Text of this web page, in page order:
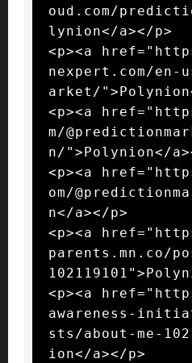
oud.com/
lynion</a></p>
<p><a
nexpert.com/en-
arket/
<p><a
m/
n/">Polynion</
<p><a
om/
n</a></p>
<p><a
parents.mn.co/
<p><a
awareness-
sts/about-me-
ion</a></p>